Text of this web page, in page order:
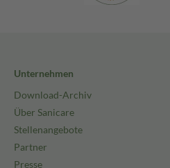
Unternehmen
Download-Archiv
Über Sanicare
Stellenangebote
Partner
Presse